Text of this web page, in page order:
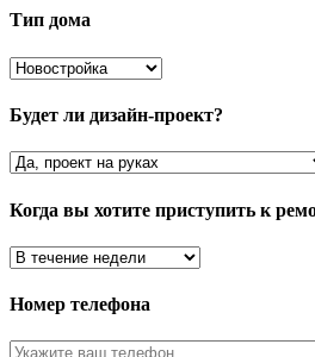
Тип дома
Будет ли дизайн-проект?
Когда вы хотите приступить к
Номер телефона